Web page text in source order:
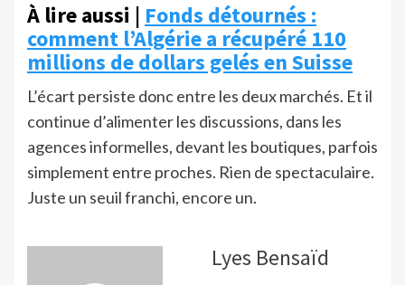
À lire aussi | Fonds détournés :
comment l’Algérie a récupéré 110
millions de dollars gelés en Suisse
L’écart persiste donc entre les deux marchés. Et il
continue d’alimenter les discussions, dans les
agences informelles, devant les boutiques, parfois
simplement entre proches. Rien de spectaculaire.
Juste un seuil franchi, encore un.
Lyes Bensaïd